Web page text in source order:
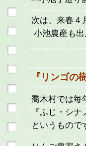
次は、来春４
小池農産も
『リンゴの
喬木村では毎
『ふじ・シ
というもので